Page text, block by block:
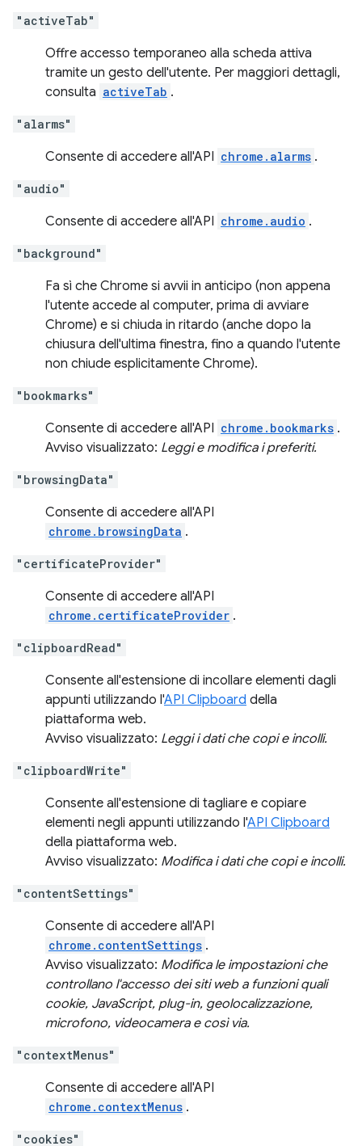
"activeTab"
Offre accesso temporaneo alla scheda attiva
tramite un gesto dell'utente. Per maggiori dettagli,
consulta activeTab .
"alarms"
Consente di accedere all'API chrome.alarms .
"audio"
Consente di accedere all'API chrome.audio .
"background"
Fa sì che Chrome si avvii in anticipo (non appena
l'utente accede al computer, prima di avviare
Chrome) e si chiuda in ritardo (anche dopo la
chiusura dell'ultima finestra, fino a quando l'utente
non chiude esplicitamente Chrome).
"bookmarks"
Consente di accedere all'API chrome.bookmarks .
Avviso visualizzato: Leggi e modifica i preferiti.
"browsingData"
Consente di accedere all'API
chrome.browsingData .
"certificateProvider"
Consente di accedere all'API
chrome.certificateProvider .
"clipboardRead"
Consente all'estensione di incollare elementi dagli
appunti utilizzando l'API Clipboard della
piattaforma web.
Avviso visualizzato: Leggi i dati che copi e incolli.
"clipboardWrite"
Consente all'estensione di tagliare e copiare
elementi negli appunti utilizzando l'API Clipboard
della piattaforma web.
Avviso visualizzato: Modifica i dati che copi e incolli.
"contentSettings"
Consente di accedere all'API
chrome.contentSettings .
Avviso visualizzato: Modifica le impostazioni che
controllano l'accesso dei siti web a funzioni quali
cookie, JavaScript, plug-in, geolocalizzazione,
microfono, videocamera e così via.
"contextMenus"
Consente di accedere all'API
chrome.contextMenus .
"cookies"